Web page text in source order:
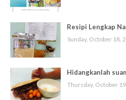
Resipi Lengkap
Sunday, October 18,
Hidangkanlah
Thursday, October